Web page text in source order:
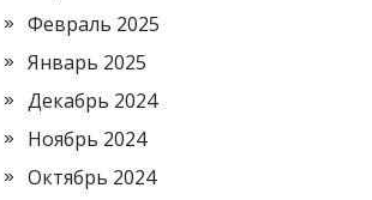
Февраль 2025
Январь 2025
Декабрь 2024
Ноябрь 2024
Октябрь 2024